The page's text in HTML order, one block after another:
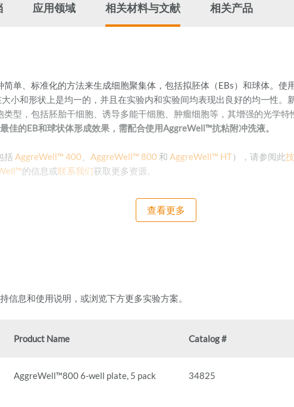
应用领域 相关材料与文献 相关产品
单、标准化的方法来生成细胞聚集体，包括拟胚体（EBs）和球体。使
小和形状上是均一的，并且在实验内和实验间均表现出良好的均一性。
型，包括胚胎干细胞、诱导多能干细胞、肿瘤细胞等，其增强的光学特
佳的EB和球状体形成效果，需配合使用AggreWell™抗粘附冲洗液。
括AggreWell™ 400 AggreWell™ 800和 AggreWell™ HT），请参阅此
的信息或联系我们获取更多资源。
查看更多
信息和使用说明，或浏览下方更多实验方案。
Product Name Catalog #
AggreWell™800 6-well plate, 5 pack 34825